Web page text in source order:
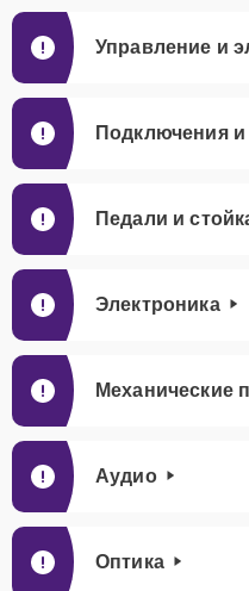
Управление и
Подключения
Педали и
Электроника
Механические
Аудио
Оптика